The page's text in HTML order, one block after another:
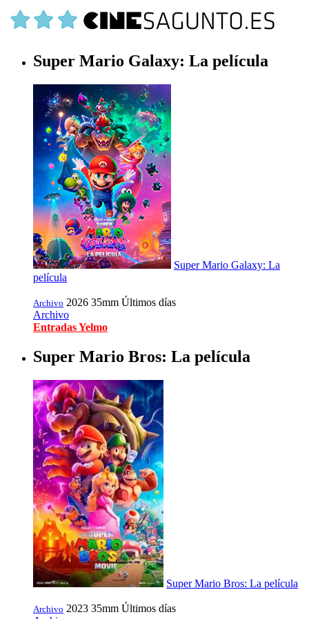
Super Mario Galaxy: La película
Super Mario Galaxy: La
película
Archivo 2026 35mm Últimos días
Archivo
Entradas Yelmo
Super Mario Bros: La película
Super Mario Bros: La película
Archivo 2023 35mm Últimos días